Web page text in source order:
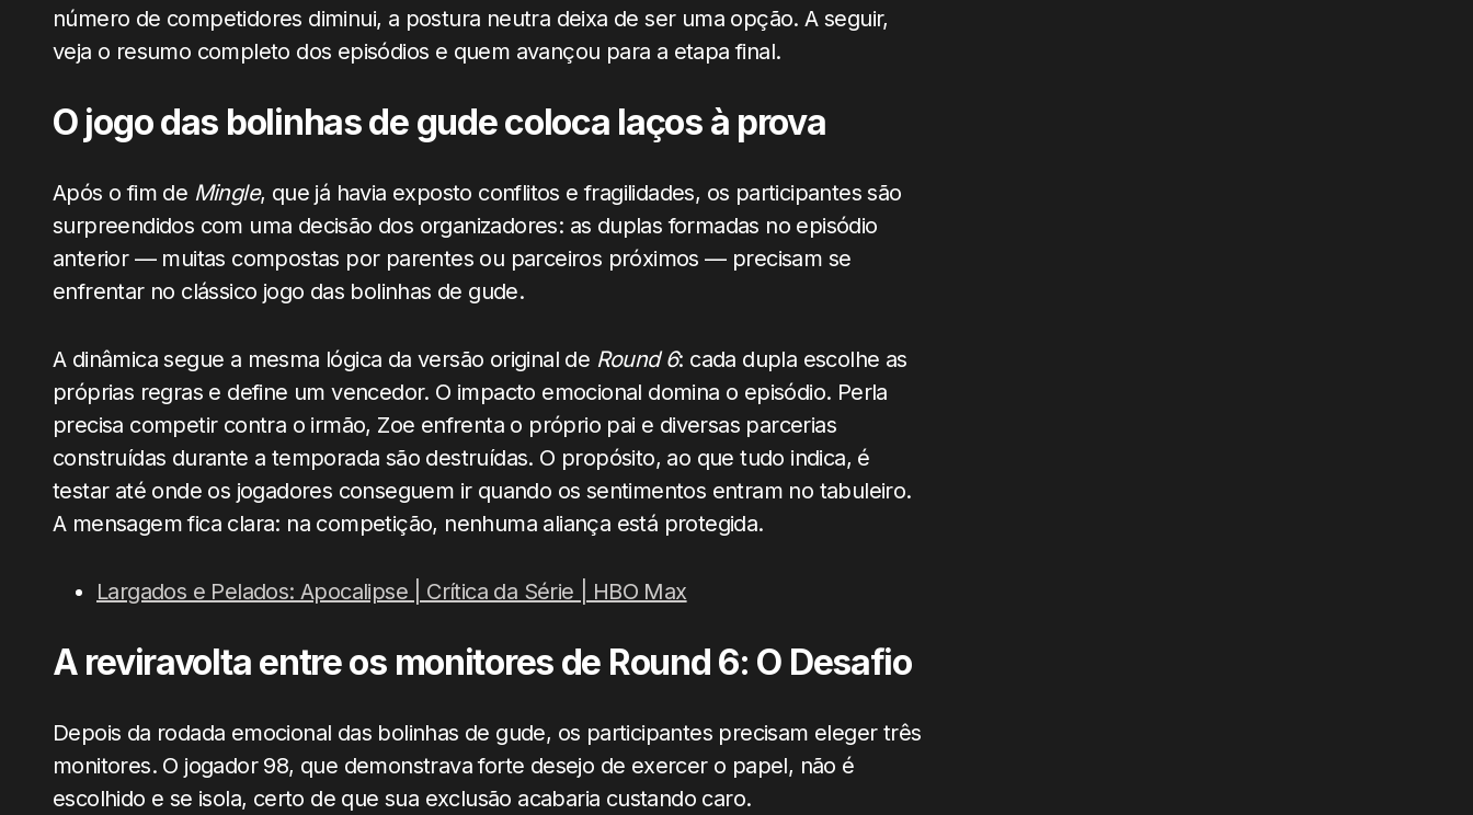
número de competidores diminui, a postura neutra deixa de ser uma opção. A seguir,
veja o resumo completo dos episódios e quem avançou para a etapa final.
O jogo das bolinhas de gude coloca laços à prova
Após o fim de Mingle, que já havia exposto conflitos e fragilidades, os participantes são
surpreendidos com uma decisão dos organizadores: as duplas formadas no episódio
anterior — muitas compostas por parentes ou parceiros próximos — precisam se
enfrentar no clássico jogo das bolinhas de gude.
A dinâmica segue a mesma lógica da versão original de Round 6: cada dupla escolhe as
próprias regras e define um vencedor. O impacto emocional domina o episódio. Perla
precisa competir contra o irmão, Zoe enfrenta o próprio pai e diversas parcerias
construídas durante a temporada são destruídas. O propósito, ao que tudo indica, é
testar até onde os jogadores conseguem ir quando os sentimentos entram no tabuleiro.
A mensagem fica clara: na competição, nenhuma aliança está protegida.
Largados e Pelados: Apocalipse | Crítica da Série | HBO Max
A reviravolta entre os monitores de Round 6: O Desafio
Depois da rodada emocional das bolinhas de gude, os participantes precisam eleger três
monitores. O jogador 98, que demonstrava forte desejo de exercer o papel, não é
escolhido e se isola, certo de que sua exclusão acabaria custando caro.